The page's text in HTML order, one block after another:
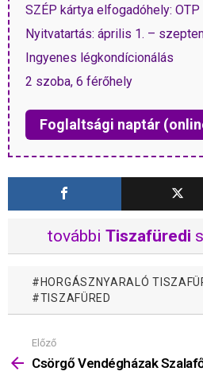
SZÉP kártya elfogadóhely: OTP
Nyitvatartás: április 1. –
Ingyenes légkondícionálás
2 szoba, 6 férőhely
Foglaltsági naptár
további Tiszafüredi
HORGÁSZNYARALÓ
TISZAFÜRED
Mutass
többet
Előző
Csörgő Vendégházak